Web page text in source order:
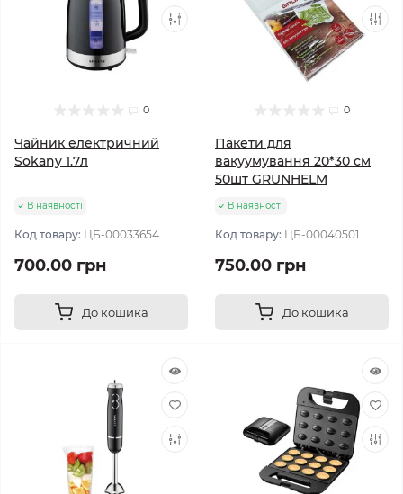
0
Чайник електричний
Sokany 1.7л
В наявності
Код товару: ЦБ-00033654
700.00 грн
До кошика
0
Пакети для
вакуумування 20*30 см
50шт GRUNHELM
В наявності
Код товару: ЦБ-00040501
750.00 грн
До кошика